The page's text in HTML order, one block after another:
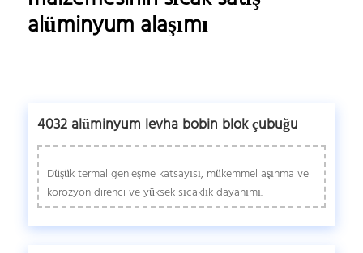
alüminyum alaşımı
4032 alüminyum levha bobin blok çubuğu
Düşük termal genleşme katsayısı, mükemmel aşınma ve
korozyon direnci ve yüksek sıcaklık dayanımı.